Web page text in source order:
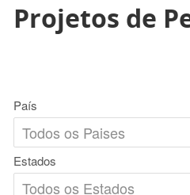
Projetos de
País
Estados